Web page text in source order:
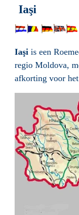
Iaşi
Iaşi is een
regio Moldova,
afkorting voor